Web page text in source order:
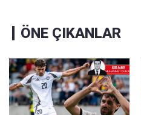
ÖNE ÇIKANLAR